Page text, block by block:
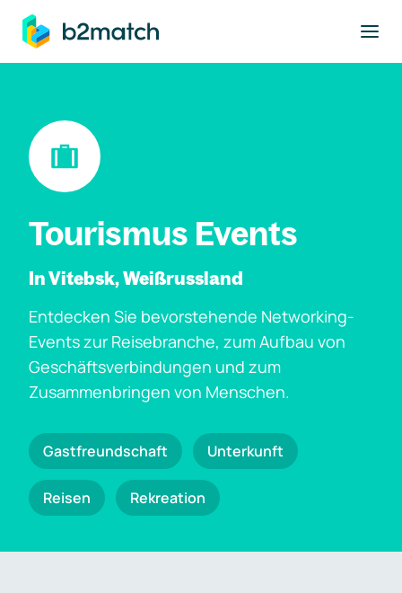
springen
Tourismus Events
In Vitebsk, Weißrussland
Entdecken Sie bevorstehende Networking-
Events zur Reisebranche, zum Aufbau von
Geschäftsverbindungen und zum
Zusammenbringen von Menschen.
Gastfreundschaft Unterkunft
Reisen Rekreation